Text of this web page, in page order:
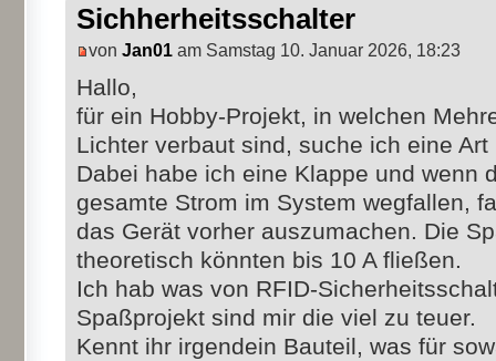
Sichherheitsschalter
von Jan01 am Samstag 10. Januar 2026, 18:23
Hallo,
für ein Hobby-Projekt, in welchen
Lichter verbaut sind, suche ich eine
Dabei habe ich eine Klappe und wenn
gesamte Strom im System wegfallen,
das Gerät vorher auszumachen. Die
theoretisch könnten bis 10 A fließen.
Ich hab was von RFID-
Spaßprojekt sind mir die viel zu teuer.
Kennt ihr irgendein Bauteil, was für